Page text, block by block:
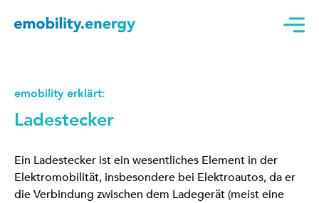
emobility erklärt:
Ladestecker
Ein Ladestecker ist ein wesentliches Element in der
Elektromobilität, insbesondere bei Elektroautos, da er
die Verbindung zwischen dem Ladegerät (meist eine